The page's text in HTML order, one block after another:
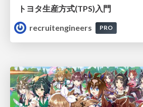
トヨタ⽣産⽅式(TPS)⼊⾨
recruitengineers
PRO